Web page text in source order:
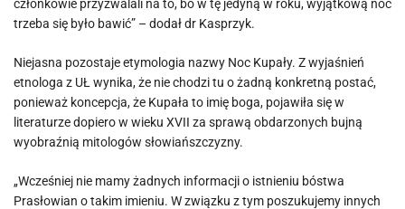
członkowie przyzwalali na to, bo w tę jedyną w roku, wyjątkową noc
trzeba się było bawić” – dodał dr Kasprzyk.
Niejasna pozostaje etymologia nazwy Noc Kupały. Z wyjaśnień
etnologa z UŁ wynika, że nie chodzi tu o żadną konkretną postać,
ponieważ koncepcja, że Kupała to imię boga, pojawiła się w
literaturze dopiero w wieku XVII za sprawą obdarzonych bujną
wyobraźnią mitologów słowiańszczyzny.
„Wcześniej nie mamy żadnych informacji o istnieniu bóstwa
Prasłowian o takim imieniu. W związku z tym poszukujemy innych